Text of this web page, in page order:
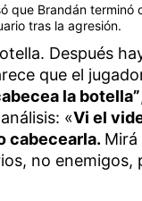
que Brandán terminó
tras la agresión.
Después
que el
la botella”
«Vi el
cabecearla. Mirá
no enemigos,